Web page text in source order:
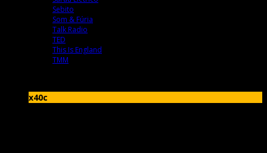
Sebito
Som & Fúria
Talk Radio
TED
This Is England
TMM
x40c